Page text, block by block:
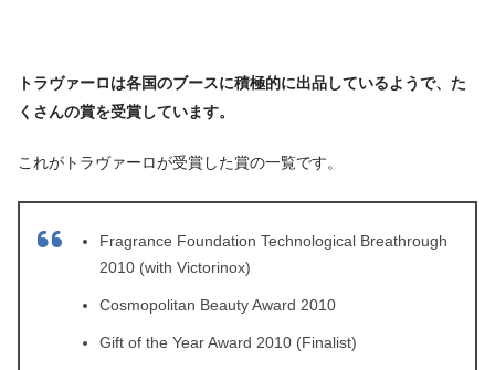
トラヴァーロは各国のブースに積極的に出品しているようで、た
くさんの賞を受賞しています。
これがトラヴァーロが受賞した賞の一覧です。
Fragrance Foundation Technological Breathrough
2010 (with Victorinox)
Cosmopolitan Beauty Award 2010
Gift of the Year Award 2010 (Finalist)